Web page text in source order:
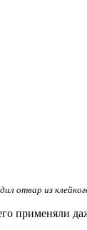
отвар из
применяли